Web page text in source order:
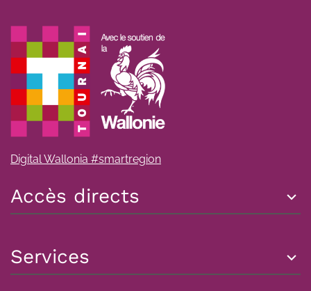
Digital Wallonia #smartregion
Accès directs
Services